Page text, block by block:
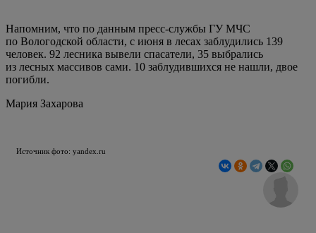
Напомним, что по данным пресс-службы ГУ МЧС
по Вологодской области, с июня в лесах заблудились 139
человек. 92 лесника вывели спасатели, 35 выбрались
из лесных массивов сами. 10 заблудившихся не нашли, двое
погибли.
Мария Захарова
Источник фото: yandex.ru